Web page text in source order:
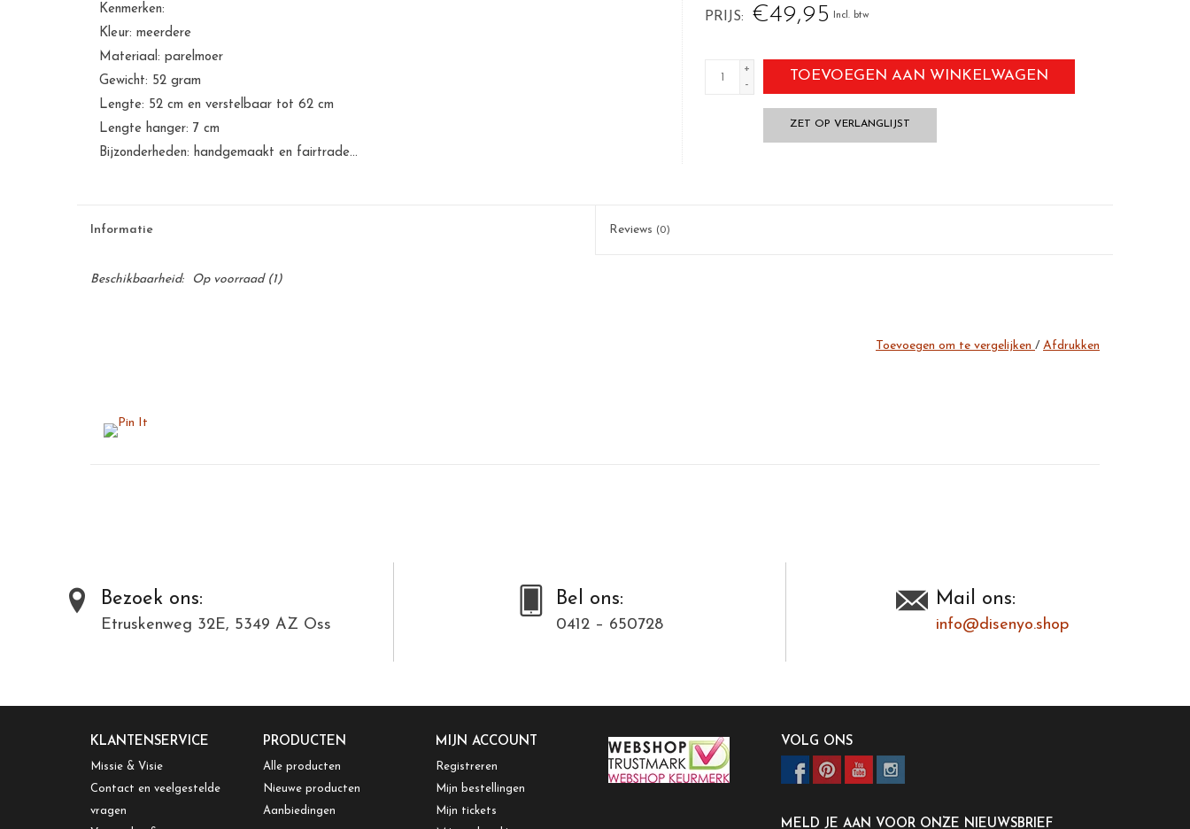
PRIJS €49,95 Incl. btw
+
-
TOEVOEGEN AAN WINKELWAGEN
ZET OP VERLANGLIJST
Kenmerken:
Kleur: meerdere
Materiaal: parelmoer
Gewicht: 52 gram
Lengte: 52 cm en verstelbaar tot 62 cm
Lengte hanger: 7 cm
Bijzonderheden: handgemaakt en fairtrade...
Informatie Reviews (0)
Beschikbaarheid: Op voorraad(1)
Toevoegen om te vergelijken / Afdrukken
Bezoek ons:
Etruskenweg 32E, 5349 AZ Oss
Bel ons:
0412 – 650728
Mail ons:
info@disenyo.shop
KLANTENSERVICE
Missie & Visie
Contact en veelgestelde
vragen
PRODUCTEN
Alle producten
Nieuwe producten
Aanbiedingen
MIJN ACCOUNT
Registreren
Mijn bestellingen
Mijn tickets
VOLG ONS
MELD JE AAN VOOR ONZE NIEUWSBRIEF